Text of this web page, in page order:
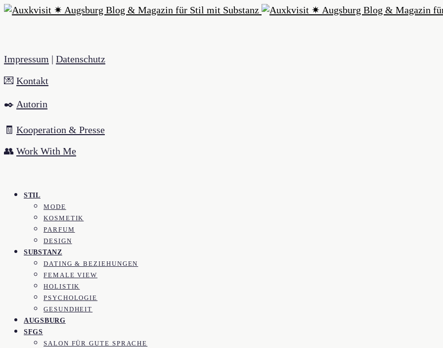
Impressum | Datenschutz
💌 Kontakt
✒️ Autorin
🧾 Kooperation & Presse
👥 Work With Me
STIL
MODE
KOSMETIK
PARFUM
DESIGN
SUBSTANZ
DATING & BEZIEHUNGEN
FEMALE VIEW
HOLISTIK
PSYCHOLOGIE
GESUNDHEIT
AUGSBURG
SFGS
SALON FÜR GUTE SPRACHE